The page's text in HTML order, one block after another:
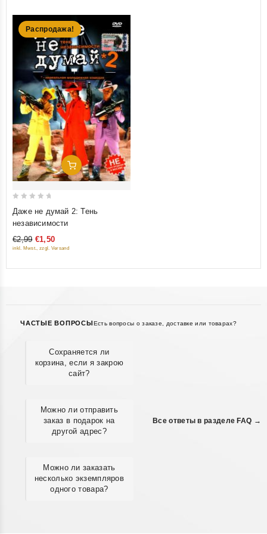
Распродажа!
Добавить В Корзину
out
5
Даже не думай 2: Тень
независимости
€2,99 €1,50
inkl. Mwst., zzgl. Versand
ЧАСТЫЕ ВОПРОСЫ Есть вопросы о заказе, доставке или товарах?
Сохраняется ли
корзина, если я закрою
сайт?
Можно ли отправить
заказ в подарок на
другой адрес?
Можно ли заказать
несколько экземпляров
одного товара?
Все ответы в разделе FAQ →